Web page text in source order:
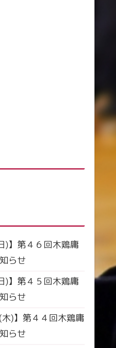
)】第４６回木鶏庸
らせ
)】第４５回木鶏庸
らせ
)】第４４回木鶏庸
らせ